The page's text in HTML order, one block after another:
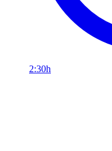
2:30h